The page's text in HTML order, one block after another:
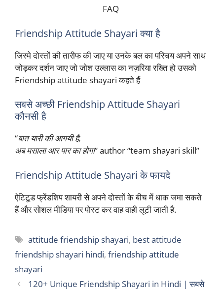
FAQ
Friendship Attitude Shayari क्या है
जिस्मे दोस्तों की तारीफ की जाए या उनके बल का परिचय अपने साथ
जोड़कर दर्शन जाए जो जोश उल्लास का नज़रिया रख्ति हो उसको
Friendship attitude shayari कहते हैं
सबसे अच्छी Friendship Attitude Shayari
कौनसी है
“बात यारी की आगयी है,
अब मसाला आर पार का होगा” author “team shayari skill”
Friendship Attitude Shayari के फायदे
ऐटिटूड फ्रेंडशिप शायरी से अपने दोस्तों के बीच में धाक जमा सकते
हैं और सोशल मीडिया पर पोस्ट कर वाह वाही लूटी जाती है.
Tags
attitude friendship shayari, best attitude
friendship shayari hindi, friendship attitude
shayari
120+ Unique Friendship Shayari in Hindi | सबसे